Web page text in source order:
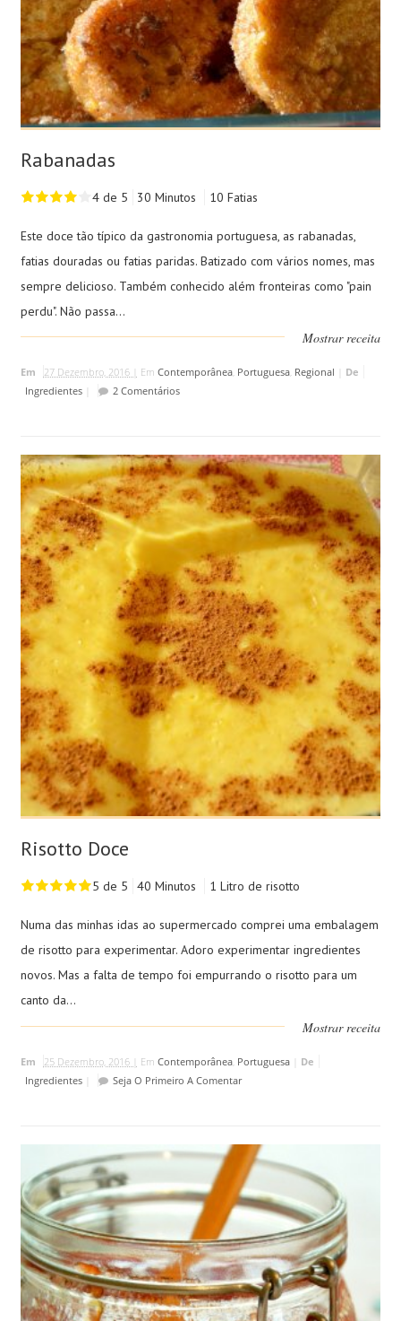
Rabanadas
4 de 5 30 Minutos 10 Fatias
Este doce tão típico da gastronomia portuguesa, as rabanadas,
fatias douradas ou fatias paridas. Batizado com vários nomes, mas
sempre delicioso. Também conhecido além fronteiras como "pain
perdu". Não passa...
Mostrar receita
Em 27 Dezembro, 2016 | Em Contemporânea, Portuguesa, Regional
De
Ingredientes| 2 Comentários
Risotto Doce
5 de 5 40 Minutos 1 Litro de risotto
Numa das minhas idas ao supermercado comprei uma embalagem
de risotto para experimentar. Adoro experimentar ingredientes
novos. Mas a falta de tempo foi empurrando o risotto para um
canto da...
Mostrar receita
Em 25 Dezembro, 2016 | Em Contemporânea, Portuguesa| De
Ingredientes| Seja O Primeiro A Comentar